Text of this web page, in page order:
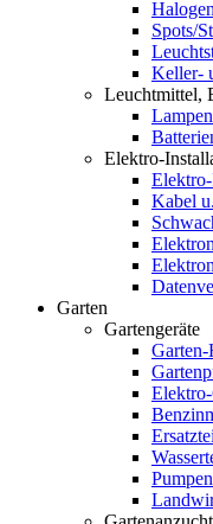
Spots/
Keller-
Leuchtmittel,
Lampen
Elektro-
Kabel
Garten
Gartengeräte